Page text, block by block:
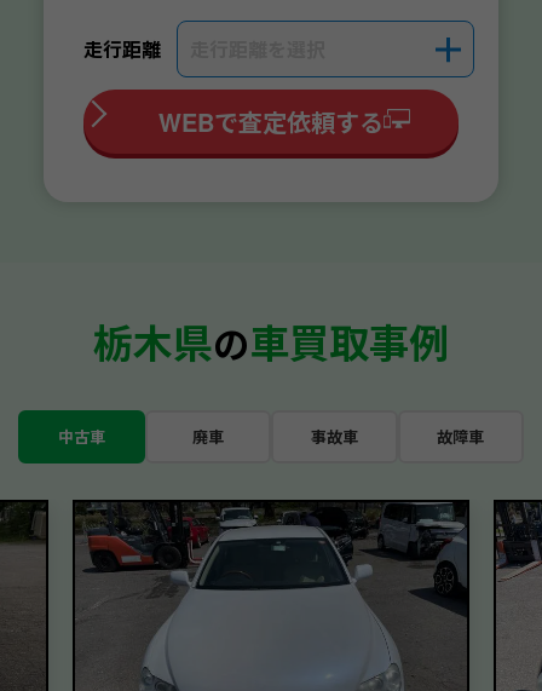
走行距離 ＋
WEBで査定依頼する
栃木県の車買取事例
中古車 廃車 事故車 故障車